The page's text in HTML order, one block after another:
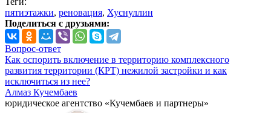
пятиэтажки, реновация, Хуснуллин
Поделиться с друзьями:
Вопрос-ответ
Как оспорить включение в территорию комплексного
развития территории (КРТ) нежилой застройки и как
исключиться из нее?
Алмаз Кучембаев
юридическое агентство «Кучембаев и партнеры»